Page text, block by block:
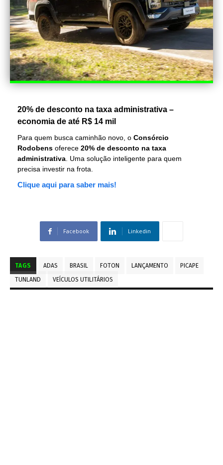
20% de desconto na taxa administrativa –
economia de até R$ 14 mil
Para quem busca caminhão novo, o Consórcio
Rodobens oferece 20% de desconto na taxa
administrativa. Uma solução inteligente para quem
precisa investir na frota.
Clique aqui para saber mais!
Facebook Linkedin
TAGS ADAS BRASIL FOTON LANÇAMENTO
PICAPE
TUNLAND
VEÍCULOS UTILITÁRIOS